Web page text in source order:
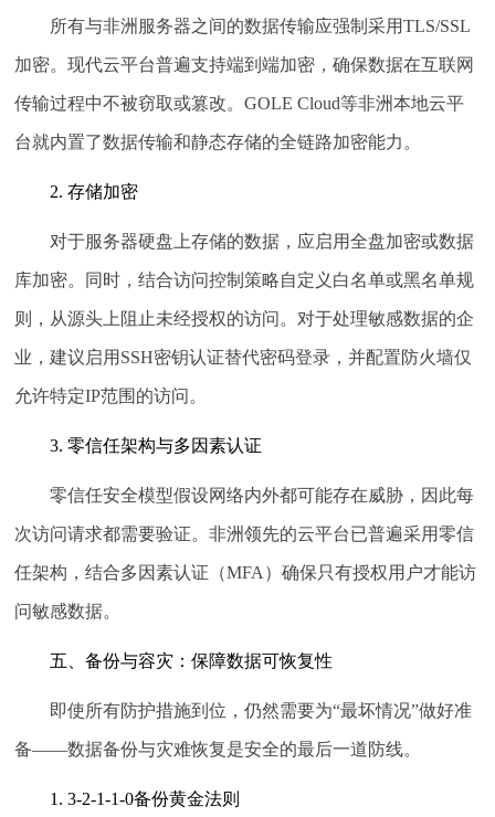
所有与非洲服务器之间的数据传输应强制采用TLS/SSL
加密。现代云平台普遍支持端到端加密，确保数据在互联网
传输过程中不被窃取或篡改。GOLE Cloud等非洲本地云平
台就内置了数据传输和静态存储的全链路加密能力。
2. 存储加密
对于服务器硬盘上存储的数据，应启用全盘加密或数据
库加密。同时，结合访问控制策略自定义白名单或黑名单规
则，从源头上阻止未经授权的访问。对于处理敏感数据的企
业，建议启用SSH密钥认证替代密码登录，并配置防火墙仅
允许特定IP范围的访问。
3. 零信任架构与多因素认证
零信任安全模型假设网络内外都可能存在威胁，因此每
次访问请求都需要验证。非洲领先的云平台已普遍采用零信
任架构，结合多因素认证（MFA）确保只有授权用户才能访
问敏感数据。
五、备份与容灾：保障数据可恢复性
即使所有防护措施到位，仍然需要为“最坏情况”做好准
备——数据备份与灾难恢复是安全的最后一道防线。
1. 3-2-1-1-0备份黄金法则